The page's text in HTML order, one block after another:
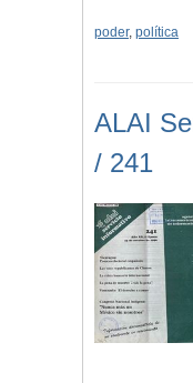
poder, política
ALAI
/ 241